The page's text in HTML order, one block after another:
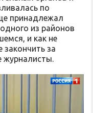
по
принадлежал
из районов
и как не
закончить за
журналисты.